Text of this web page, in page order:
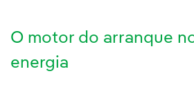
O motor do arranque
energia